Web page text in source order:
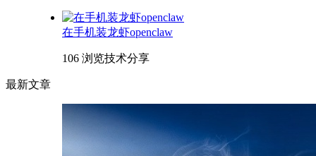
在手机装龙虾openclaw
106 浏览技术分享
最新文章